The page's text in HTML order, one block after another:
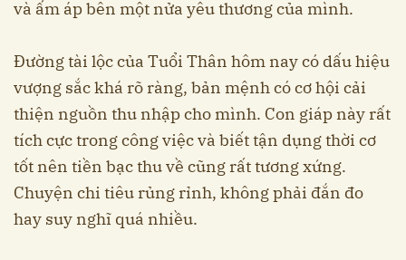
và ấm áp bên một nửa yêu thương của mình.
Đường tài lộc của Tuổi Thân hôm nay có dấu hiệu
vượng sắc khá rõ ràng, bản mệnh có cơ hội cải
thiện nguồn thu nhập cho mình. Con giáp này rất
tích cực trong công việc và biết tận dụng thời cơ
tốt nên tiền bạc thu về cũng rất tương xứng.
Chuyện chi tiêu rủng rỉnh, không phải đắn đo
hay suy nghĩ quá nhiều.